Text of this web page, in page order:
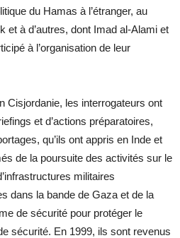
du Hamas à l’étranger, au
et à d’autres, dont Imad al-Alami et
à l’organisation de leur
Cisjordanie, les interrogateurs ont
et d’actions préparatoires,
qu’ils ont appris en Inde et
de la poursuite des activités sur le
militaires
dans la bande de Gaza et de la
de sécurité pour protéger le
sécurité. En 1999, ils sont revenus